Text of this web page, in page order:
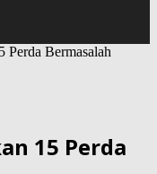
Perda Bermasalah
15 Perda